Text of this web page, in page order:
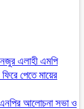
এলাহী এমপি
পেতে মায়ের
আলোচনা সভা ও